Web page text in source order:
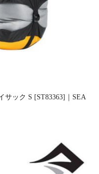
サック S [ST83363]｜SEA